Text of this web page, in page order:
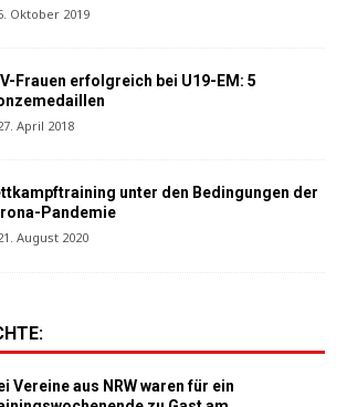
Oktober 2019
Frauen erfolgreich bei U19-EM: 5
April 2018
unter den Bedingungen der
Pandemie
August 2020
Vereine aus NRW waren für ein